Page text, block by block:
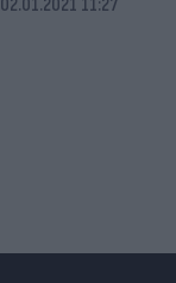
02.01.2021 11:27